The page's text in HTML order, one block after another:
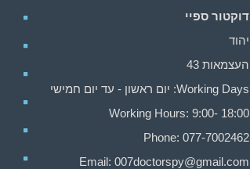
דוקטור ספיי
יהוד
העצמאות 43
Working Days: יום ראשון - עד יום חמישי
Working Hours: 9:00- 18:00
Phone: 077-7002462
Email: 007doctorspy@gmail.com